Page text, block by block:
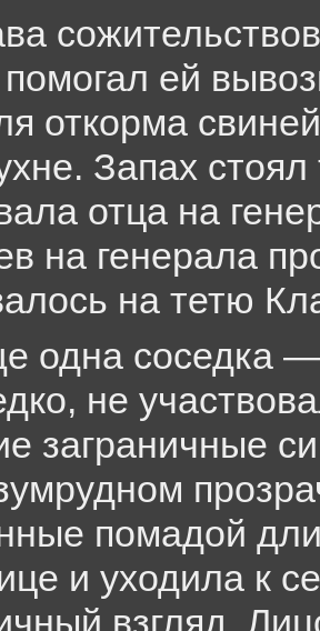
ей
откорма
Запах
отца на
на генерала
на тетю
одна соседка
не
заграничные
помадой
и уходила к
взгляд.